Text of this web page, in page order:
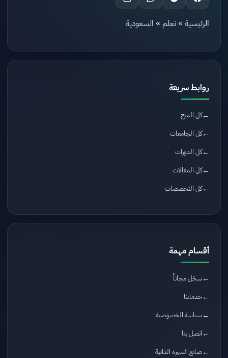
الرئيسية » تعلم » السعودية
روابط سريعة
كل المنح
كل الجامعات
كل الدورات
كل المقالات
كل التخصصات
أقسام مهمة
سجّل مجاناً
خدماتنا
سياسة الخصوصية
اتصل بنا
صانع السيرة الذاتية